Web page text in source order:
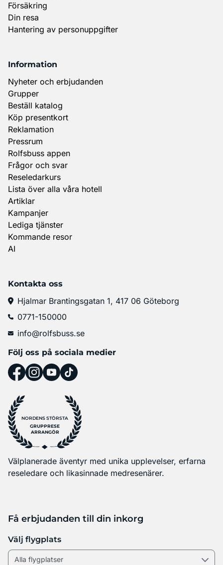
Försäkring
Din resa
Hantering av personuppgifter
Information
Nyheter och erbjudanden
Grupper
Beställ katalog
Köp presentkort
Reklamation
Pressrum
Rolfsbuss appen
Frågor och svar
Reseledarkurs
Lista över alla våra hotell
Artiklar
Kampanjer
Lediga tjänster
Kommande resor
AI
Kontakta oss
Hjalmar Brantingsgatan 1, 417 06 Göteborg
0771-150000
info@rolfsbuss.se
Följ oss på sociala medier
NORDENS STÖRSTA
GRUPPRESE
ARRANGÖR
Välplanerade äventyr med unika upplevelser, erfarna
reseledare och likasinnade medresenärer.
Få erbjudanden till din inkorg
Välj flygplats